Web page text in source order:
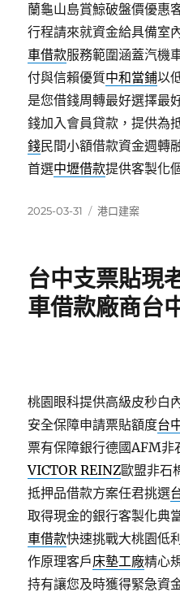
蘭龜山島賞鯨破盤價優惠
行程請來就資金給具備室
車借款服務範圍涵蓋汽機
付與信賴優質中和當鋪以
是您借錢周轉最好選擇最
錢加入會員貸款，提供為
錢民間小額借款資金週轉
首選中壢借款提供客製化
發
2025-03-31
分
港口建案
台中支票貼現
車借款廠商台
桃園眼科提供高級皮秒白
安全保障申請票貼額度台
票有保障銀行德國AFM非
VICTOR REINZ歐盟非石
抵押品借款方案任君挑選
取得現金的銀行客製化典
車借款快速挑戰大桃園低
作原理客戶床墊工廠精心
持有讓您及時獲得緊急資